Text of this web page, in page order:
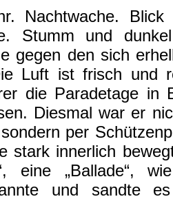
Nachtwache.
Stumm und
gegen den sich
Luft ist frisch und
die Paradetage in
Diesmal war er
per
stark innerlich
eine „Ballade“,
und sandte